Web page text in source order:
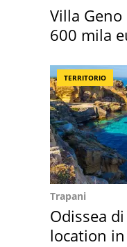
Villa
600 mila
TERRITORIO
Trapani
Odissea
location